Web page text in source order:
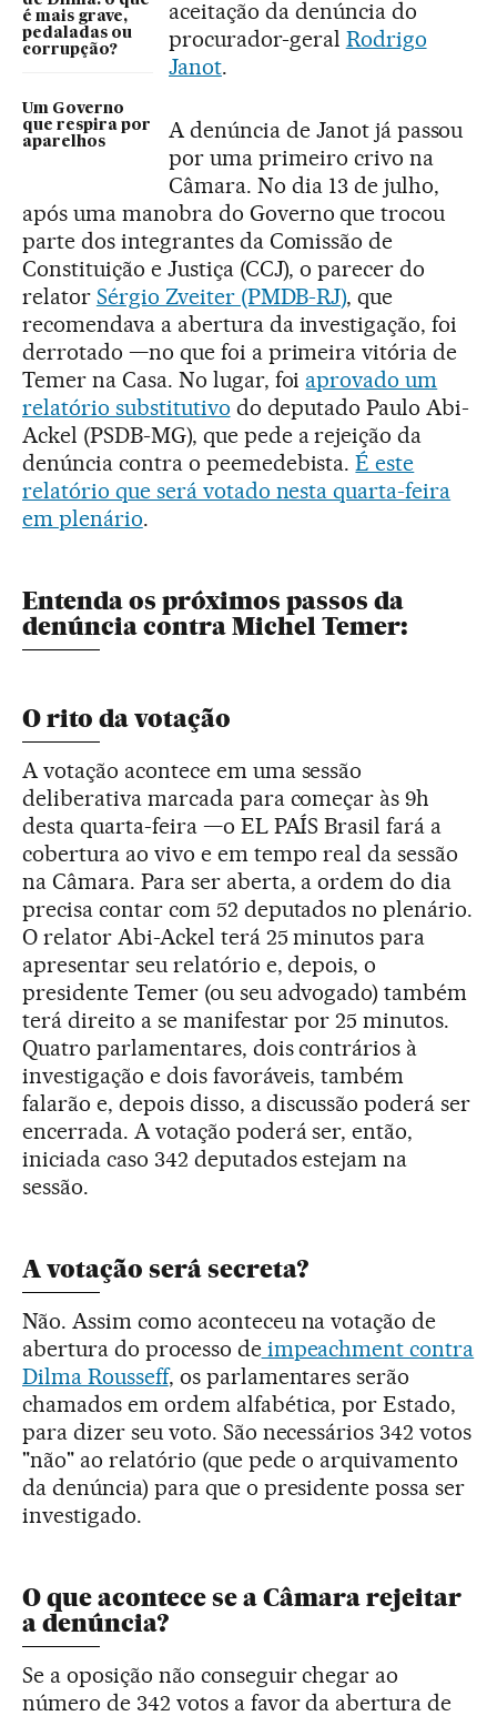
é mais grave,
pedaladas ou
corrupção?
Um Governo
que respira por
aparelhos
aceitação da denúncia do
procurador-geral Rodrigo
Janot.
A denúncia de Janot já passou
por uma primeiro crivo na
Câmara. No dia 13 de julho,
após uma manobra do Governo que trocou
parte dos integrantes da Comissão de
Constituição e Justiça (CCJ), o parecer do
relator Sérgio Zveiter (PMDB-RJ), que
recomendava a abertura da investigação, foi
derrotado —no que foi a primeira vitória de
Temer na Casa. No lugar, foi aprovado um
relatório substitutivo do deputado Paulo Abi-
Ackel (PSDB-MG), que pede a rejeição da
denúncia contra o peemedebista.É este
relatório que será votado nesta quarta-feira
em plenário.
Entenda os próximos passos da
denúncia contra Michel Temer:
O rito da votação
A votação acontece em uma sessão
deliberativa marcada para começar às 9h
desta quarta-feira —o EL PAÍS Brasil fará a
cobertura ao vivo e em tempo real da sessão
na Câmara. Para ser aberta, a ordem do dia
precisa contar com 52 deputados no plenário.
O relator Abi-Ackel terá 25 minutos para
apresentar seu relatório e, depois, o
presidente Temer (ou seu advogado) também
terá direito a se manifestar por 25 minutos.
Quatro parlamentares, dois contrários à
investigação e dois favoráveis, também
falarão e, depois disso, a discussão poderá ser
encerrada. A votação poderá ser, então,
iniciada caso 342 deputados estejam na
sessão.
A votação será secreta?
Não. Assim como aconteceu na votação de
abertura do processo deimpeachment contra
Dilma Rousseff, os parlamentares serão
chamados em ordem alfabética, por Estado,
para dizer seu voto. São necessários 342 votos
"não" ao relatório (que pede o arquivamento
da denúncia) para que o presidente possa ser
investigado.
O que acontece se a Câmara rejeitar
a denúncia?
Se a oposição não conseguir chegar ao
número de 342 votos a favor da abertura de